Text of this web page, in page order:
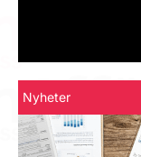
Nyheter